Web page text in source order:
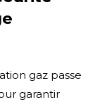
gaz passe
garantir